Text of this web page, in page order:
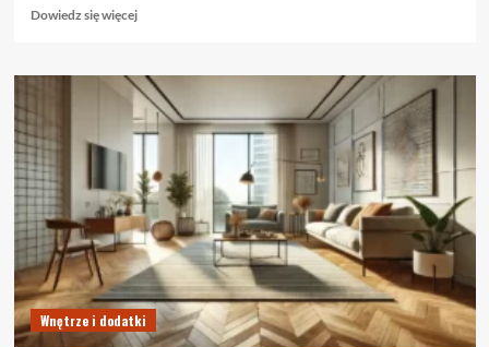
Dowiedz się więcejDowiedz
o
Blog
o
Meblach
–
Twoje
Centrum
Inspiracji
Wnętrze i dodatki